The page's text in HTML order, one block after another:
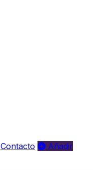
Contacto
Añadir